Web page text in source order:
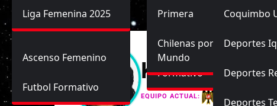
Sub-20
Sub-17
Futbol Nacional
Primera
Ascenso
Formativo
Futbol Internacional
Chilenas por el
Mundo
Coquimbo
Deportes
Deportes
Deportes
Ascenso
Primera División
Femenina
Liga Femenina 2025
Ascenso Femenino
Futbol Formativo
Krishna
EQUIPO ACTUAL: Unión